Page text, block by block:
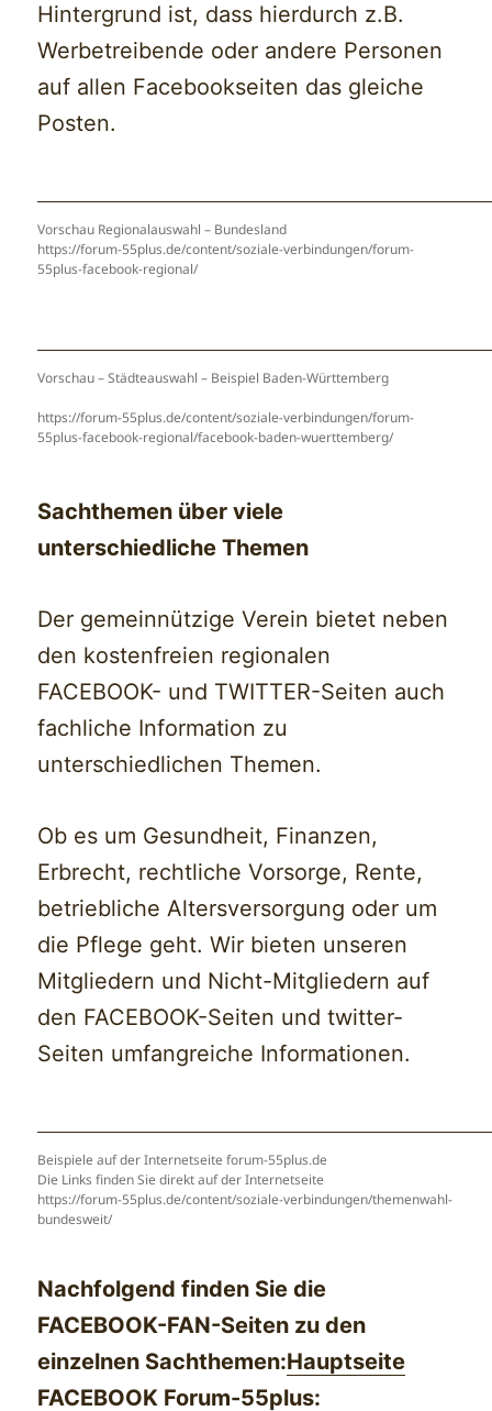
Hintergrund ist, dass hierdurch z.B.
Werbetreibende oder andere Personen
auf allen Facebookseiten das gleiche
Posten.
Vorschau Regionalauswahl – Bundesland
https://forum-55plus.de/content/soziale-verbindungen/forum-
55plus-facebook-regional/
Vorschau – Städteauswahl – Beispiel Baden-Württemberg
https://forum-55plus.de/content/soziale-verbindungen/forum-
55plus-facebook-regional/facebook-baden-wuerttemberg/
Sachthemen über viele
unterschiedliche Themen
Der gemeinnützige Verein bietet neben
den kostenfreien regionalen
FACEBOOK- und TWITTER-Seiten auch
fachliche Information zu
unterschiedlichen Themen.
Ob es um Gesundheit, Finanzen,
Erbrecht, rechtliche Vorsorge, Rente,
betriebliche Altersversorgung oder um
die Pflege geht. Wir bieten unseren
Mitgliedern und Nicht-Mitgliedern auf
den FACEBOOK-Seiten und twitter-
Seiten umfangreiche Informationen.
Beispiele auf der Internetseite forum-55plus.de
Die Links finden Sie direkt auf der Internetseite
https://forum-55plus.de/content/soziale-verbindungen/themenwahl-
bundesweit/
Nachfolgend finden Sie die
FACEBOOK-FAN-Seiten zu den
einzelnen Sachthemen:Hauptseite
FACEBOOK Forum-55plus: